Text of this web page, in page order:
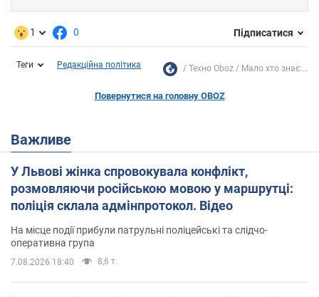
1 0 Підписатися
Теги Редакційна політика Техно Oboz Мало хто знає:...
Повернутися на головну OBOZ
Важливе
У Львові жінка спровокувала конфлікт,
розмовляючи російською мовою у маршрутці:
поліція склала адмінпротокол. Відео
На місце події прибули патрульні поліцейські та слідчо-
оперативна група
7.08.2026 18:40 8,6 т.